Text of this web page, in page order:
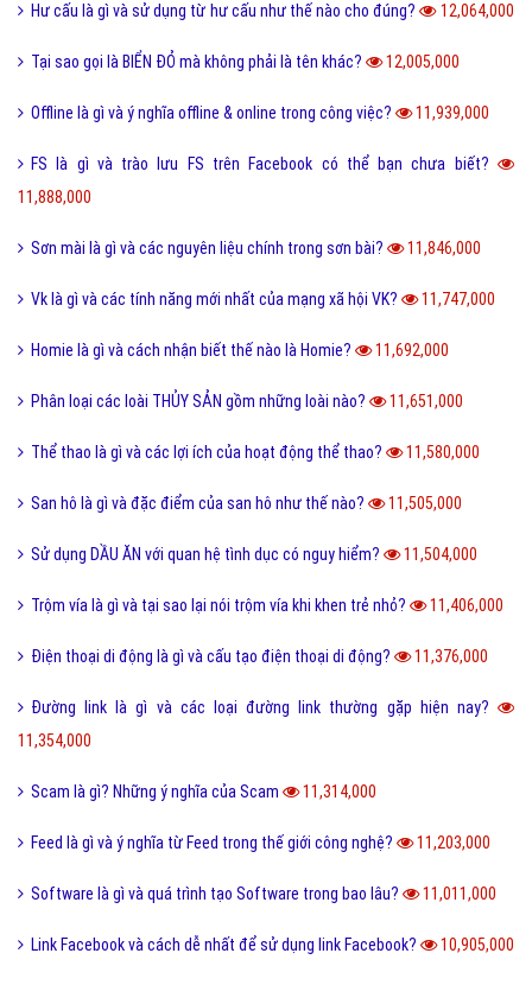
Hư cấu là gì và sử dụng từ hư cấu như thế nào cho đúng? 12,064,000
Tại sao gọi là BIỂN ĐỎ mà không phải là tên khác? 12,005,000
Offline là gì và ý nghĩa offline & online trong công việc? 11,939,000
FS là gì và trào lưu FS trên Facebook có thể bạn chưa biết?
11,888,000
Sơn mài là gì và các nguyên liệu chính trong sơn bài? 11,846,000
Vk là gì và các tính năng mới nhất của mạng xã hội VK? 11,747,000
Homie là gì và cách nhận biết thế nào là Homie? 11,692,000
Phân loại các loài THỦY SẢN gồm những loài nào? 11,651,000
Thể thao là gì và các lợi ích của hoạt động thể thao? 11,580,000
San hô là gì và đặc điểm của san hô như thế nào? 11,505,000
Sử dụng DẦU ĂN với quan hệ tình dục có nguy hiểm? 11,504,000
Trộm vía là gì và tại sao lại nói trộm vía khi khen trẻ nhỏ? 11,406,000
Điện thoại di động là gì và cấu tạo điện thoại di động? 11,376,000
Đường link là gì và các loại đường link thường gặp hiện nay?
11,354,000
Scam là gì? Những ý nghĩa của Scam 11,314,000
Feed là gì và ý nghĩa từ Feed trong thế giới công nghệ? 11,203,000
Software là gì và quá trình tạo Software trong bao lâu? 11,011,000
Link Facebook và cách dễ nhất để sử dụng link Facebook? 10,905,000